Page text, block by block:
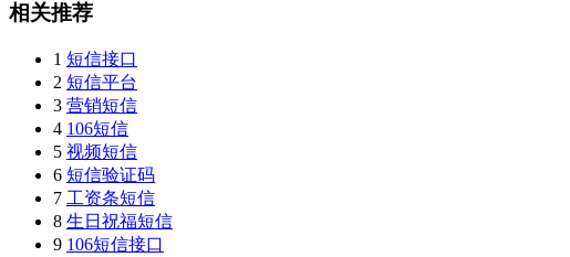
相关推荐
1 短信接口
2 短信平台
3 营销短信
4 106短信
5 视频短信
6 短信验证码
7 工资条短信
8 生日祝福短信
9 106短信接口